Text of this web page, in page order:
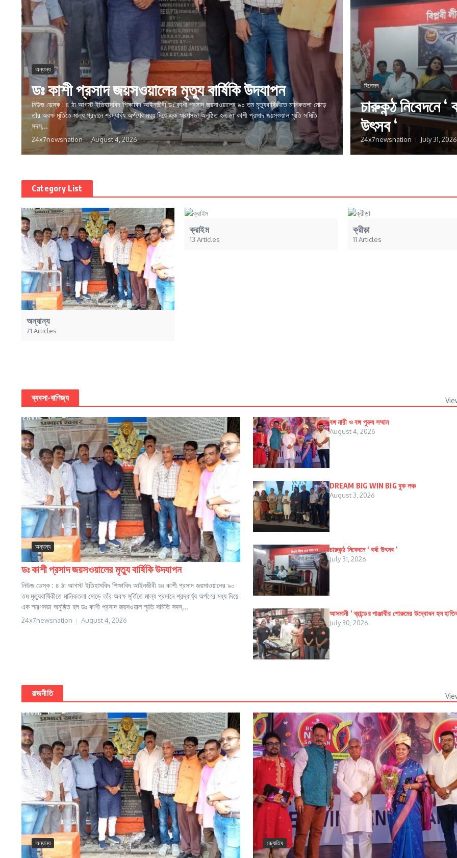
অন্যান্য
ডঃ কাশী প্রসাদ জয়সওয়ালের মৃত্যু বার্ষিকি উদযাপন
নিউজ ডেস্ক : ৪ ঠা আগস্ট ইতিহাসবিদ শিক্ষাবিদ আইনজীবী ডঃ কাশী প্রসাদ জয়সাওয়ালের ৯০ তম মৃত্যুবার্ষিকীতে মানিকতলা মোড়ে
তাঁর অবক্ষ মূর্তিতে মাল্য প্রদানে শ্রদ্ধার্ঘ্য অর্পণের মধ্য দিয়ে এক স্মরণসভা অনুষ্ঠিত হল ডঃ কাশী প্রসাদ জয়সওয়াল স্মৃতি সমিতি
সদস্...
24x7newsnation August 4, 2026
বিনোদন
চারুকন্ঠ নিবেদনে ‘
উৎসব ‘
24x7newsnation July 31, 2026
Category List
অন্যান্য
71 Articles
ক্রাইম
13 Articles
ক্রীড়া
11 Articles
ব্যবসা-বাণিজ্য
অন্যান্য
ডঃ কাশী প্রসাদ জয়সওয়ালের মৃত্যু বার্ষিকি উদযাপন
নিউজ ডেস্ক : ৪ ঠা আগস্ট ইতিহাসবিদ শিক্ষাবিদ আইনজীবী ডঃ কাশী প্রসাদ জয়সাওয়ালের ৯০
তম মৃত্যুবার্ষিকীতে মানিকতলা মোড়ে তাঁর অবক্ষ মূর্তিতে মাল্য প্রদানে শ্রদ্ধার্ঘ্য অর্পণের মধ্য দিয়ে
এক স্মরণসভা অনুষ্ঠিত হল ডঃ কাশী প্রসাদ জয়সওয়াল স্মৃতি সমিতি সদস্...
24x7newsnation August 4, 2026
বঙ্গ নারী ও বঙ্গ পুরুষ সম্মান
August 4, 2026
DREAM BIG WIN BIG বুক লঞ্চ
August 3, 2026
চারুকন্ঠ নিবেদনে ‘ বর্ষা উৎসব ‘
July 31, 2026
আসমানী ‘ ব্রান্ডের পাঞ্জাবীর শোরুমের উদ্বোধন হল
July 30, 2026
রাজনীতি
অন্যান্য জ্যোতিষ